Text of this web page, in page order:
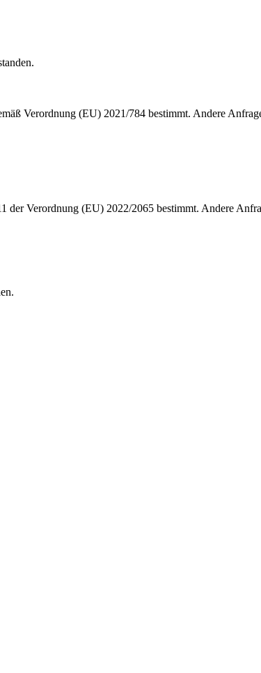
Verordnung (EU) 2021/784 bestimmt. Andere
Verordnung (EU) 2022/2065 bestimmt. Andere